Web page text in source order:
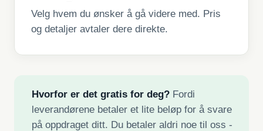
Velg hvem du ønsker å gå videre med. Pris
og detaljer avtaler dere direkte.
Hvorfor er det gratis for deg?Fordi
leverandørene betaler et lite beløp for å svare
på oppdraget ditt. Du betaler aldri noe til oss -